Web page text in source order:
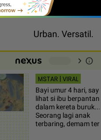
Urban. Versatil.
chevron_right info
MSTAR | VIRAL
Bayi umur 4 hari,
lihat si ibu
dalam kereta buruk...
Seorang lagi anak
terbaring, demam